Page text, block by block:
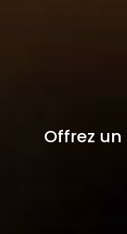
Offrez